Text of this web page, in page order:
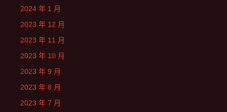
2024 年 1 月
2023 年 12 月
2023 年 11 月
2023 年 10 月
2023 年 9 月
2023 年 8 月
2023 年 7 月